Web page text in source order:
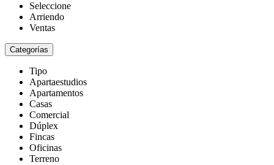
Seleccione
Arriendo
Ventas
Categorías
Tipo
Apartaestudios
Apartamentos
Casas
Comercial
Dúplex
Fincas
Oficinas
Terreno